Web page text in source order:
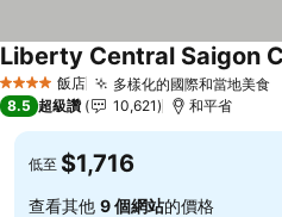
4 星級 飯店 多樣化的國際和當地美食
Liberty Central Saigon
8.5 超級讚 10,621 和平省
低至 $1,716
查看其他 9 個網站的價格